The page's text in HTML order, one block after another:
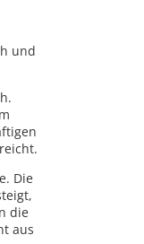
und
Die
die
aus